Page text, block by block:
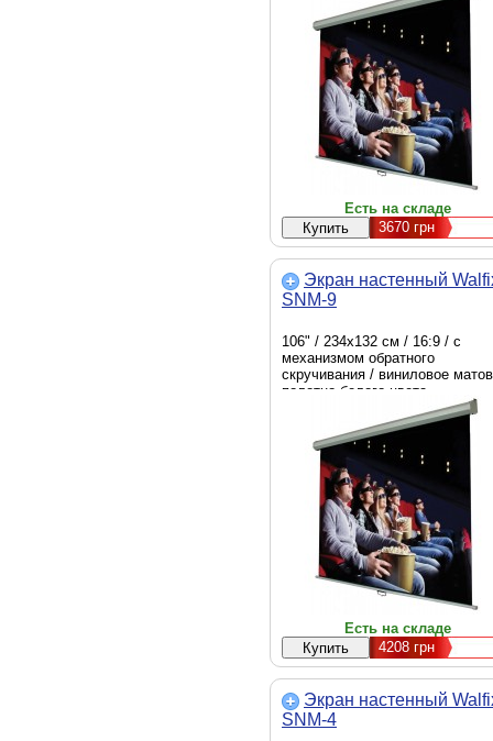
Есть на складе
3670 грн
Экран настенный
SNM-9
106" / 234х132 см / 16:9 / с
механизмом обратного
скручивания / виниловое
полотно белого цвета
Есть на складе
4208 грн
Экран настенный
SNM-4